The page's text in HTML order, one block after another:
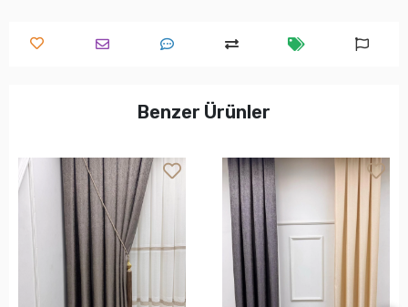
Benzer Ürünler